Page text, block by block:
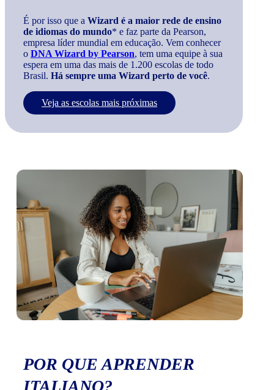
É por isso que a Wizard é a maior rede de ensino
de idiomas do mundo* e faz parte da Pearson,
empresa líder mundial em educação. Vem conhecer
o DNA Wizard by Pearson, tem uma equipe à sua
espera em uma das mais de 1.200 escolas de todo
Brasil. Há sempre uma Wizard perto de você.
Veja as escolas mais próximas
POR QUE APRENDER
ITALIANO?